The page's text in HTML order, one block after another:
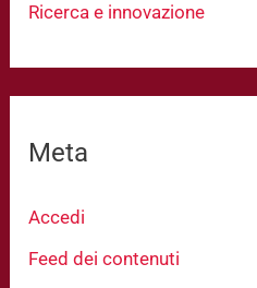
Ricerca e innovazione
Meta
Accedi
Feed dei contenuti